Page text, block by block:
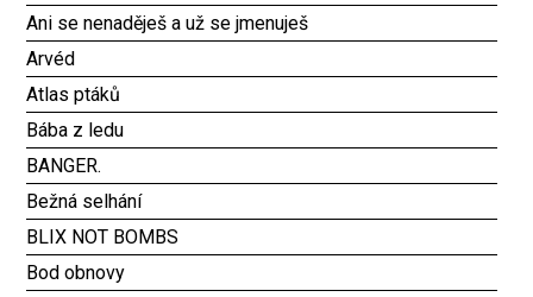
Ani se nenaděješ a už se jmenuješ
Arvéd
Atlas ptáků
Bába z ledu
BANGER.
Bežná selhání
BLIX NOT BOMBS
Bod obnovy